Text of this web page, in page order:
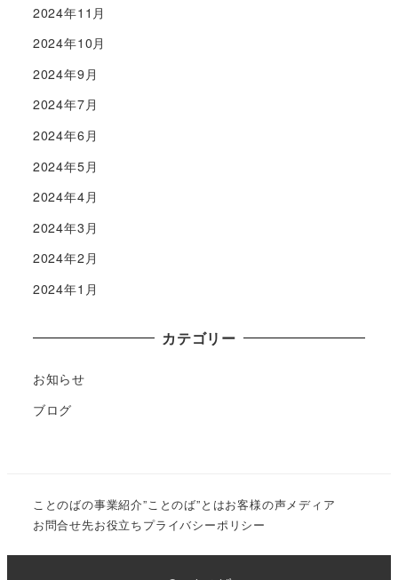
2024年11月
2024年10月
2024年9月
2024年7月
2024年6月
2024年5月
2024年4月
2024年3月
2024年2月
2024年1月
カテゴリー
お知らせ
ブログ
ことのばの事業紹介”ことのば”とはお客様の声メディア
お問合せ先お役立ちプライバシーポリシー